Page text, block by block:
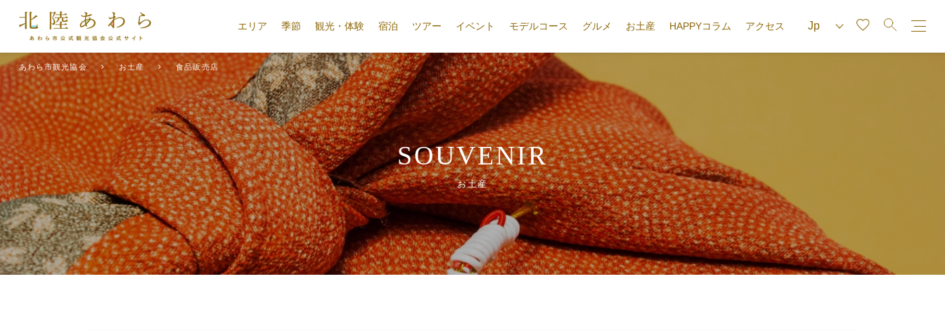
エリア 季節 観光・体験 宿泊 ツアー イベント モデルコース グルメ お土産 HAPPYコラム アクセス
あわら市観光協会 お土産 食品販売店
SOUVENIR
お土産